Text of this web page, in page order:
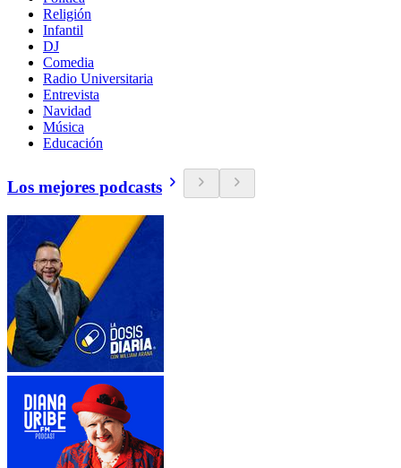
Religión
Infantil
DJ
Comedia
Radio Universitaria
Entrevista
Navidad
Música
Educación
Los mejores podcasts